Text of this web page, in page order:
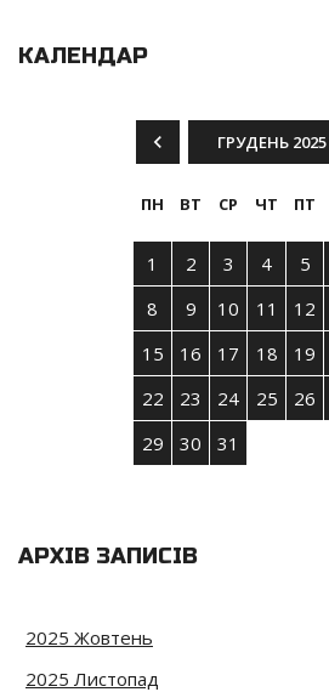
КАЛЕНДАР
ГРУДЕНЬ 2025
ПН ВТ СР ЧТ ПТ
1 2 3 4 5
8
9 10 11 12
15
16 17 18 19
22
23 24 25 26
29
30 31
АРХІВ ЗАПИСІВ
2025 Жовтень
2025 Листопад